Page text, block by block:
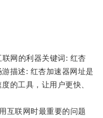
网的利器关键词: 红杏
描述: 红杏加速器网址是
的工具，让用户更快、
联网时最重要的问题